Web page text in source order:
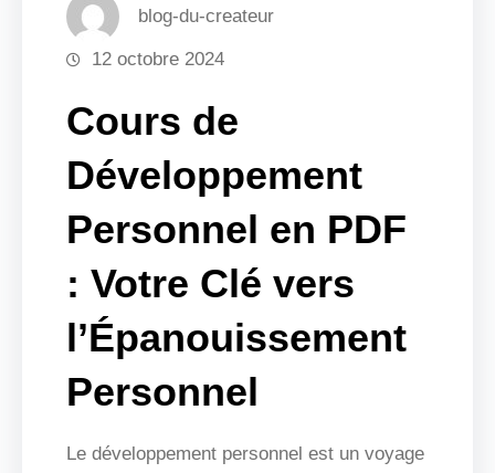
blog-du-createur
12 octobre 2024
Cours de
Développement
Personnel en PDF
: Votre Clé vers
l’Épanouissement
Personnel
Le développement personnel est un voyage